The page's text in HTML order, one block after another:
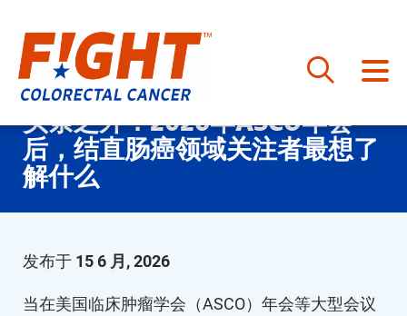
至 头条之外：2026年ASCO年会
后，结直肠癌领域关注者最想了
解什么
发布于 15 6 月, 2026
当在美国临床肿瘤学会（ASCO）年会等大型会议